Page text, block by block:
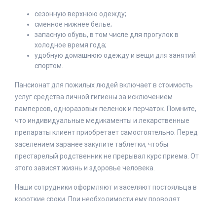
сезонную верхнюю одежду;
сменное нижнее белье;
запасную обувь, в том числе для прогулок в
холодное время года;
удобную домашнюю одежду и вещи для занятий
спортом.
Пансионат для пожилых людей включает в стоимость
услуг средства личной гигиены за исключением
памперсов, одноразовых пеленок и перчаток. Помните,
что индивидуальные медикаменты и лекарственные
препараты клиент приобретает самостоятельно. Перед
заселением заранее закупите таблетки, чтобы
престарелый родственник не прерывал курс приема. От
этого зависят жизнь и здоровье человека.
Наши сотрудники оформляют и заселяют постояльца в
короткие сроки. При необходимости ему проводят